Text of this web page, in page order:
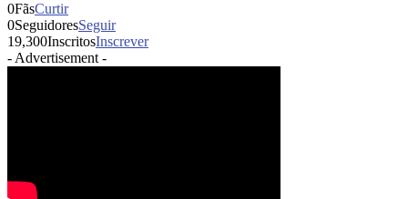
0FãsCurtir
0SeguidoresSeguir
19,300InscritosInscrever
- Advertisement -